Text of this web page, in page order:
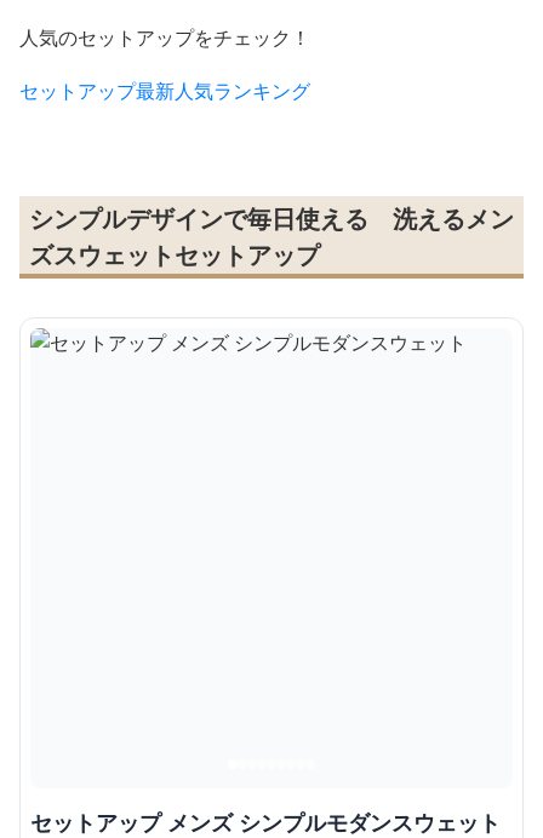
人気のセットアップをチェック！
セットアップ最新人気ランキング
シンプルデザインで毎日使える 洗えるメン
ズスウェットセットアップ
セットアップ メンズ シンプルモダンスウェット